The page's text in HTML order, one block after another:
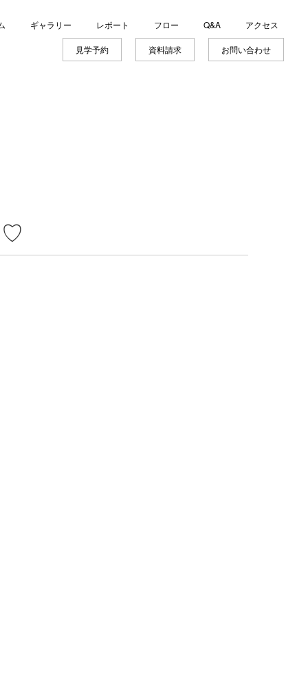
ギャラリー レポート フロー Q&A アクセス
見学予約 資料請求 お問い合わせ
♡